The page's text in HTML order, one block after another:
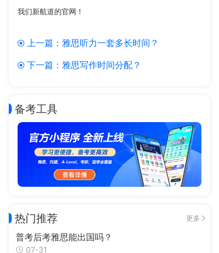
我们新航道的官网！
上一篇： 雅思听力一套多长时间？
下一篇： 雅思写作时间分配？
备考工具
热门推荐 更多
普考后考雅思能出国吗？
07-31